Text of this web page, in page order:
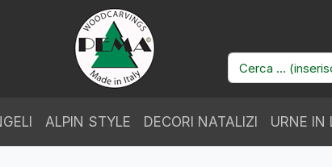
ALPIN STYLE DECORI NATALIZI URNE IN